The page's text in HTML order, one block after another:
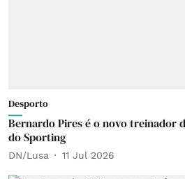
Desporto
Bernardo Pires é o novo treinador
do Sporting
DN/Lusa 11 Jul 2026